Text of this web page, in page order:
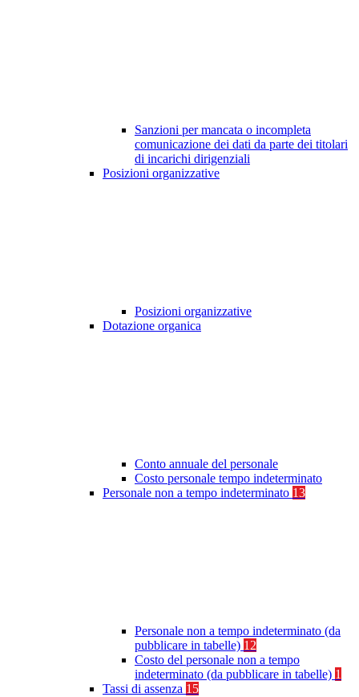
Sanzioni per mancata o incompleta
comunicazione dei dati da parte dei titolari
di incarichi dirigenziali
Posizioni organizzative
Posizioni organizzative
Dotazione organica
Conto annuale del personale
Costo personale tempo indeterminato
Personale non a tempo indeterminato 13
Personale non a tempo indeterminato (da
pubblicare in tabelle) 12
Costo del personale non a tempo
indeterminato (da pubblicare in tabelle) 1
Tassi di assenza 15